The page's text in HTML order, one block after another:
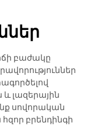
բաժակը
լազերային
սովորական
բրենդինգի